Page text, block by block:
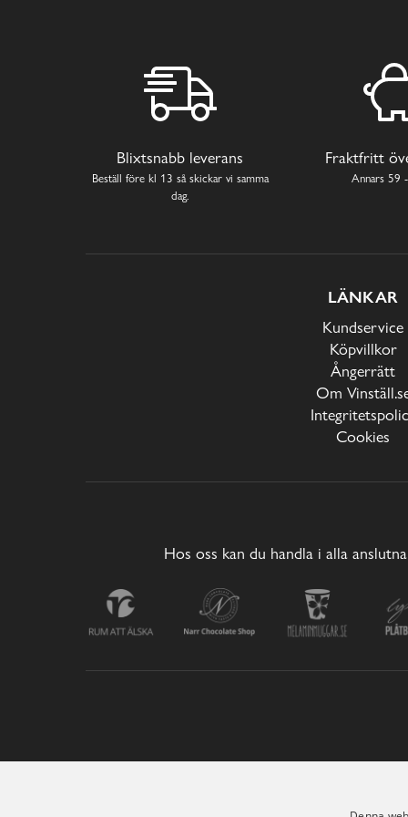
Blixtsnabb leverans
Beställ före kl 13 så skickar vi samma
dag.
Fraktfritt
Annars 59
LÄNKAR
Kundservice
Köpvillkor
Ångerrätt
Om
Cookies
Hos oss kan du handla i alla